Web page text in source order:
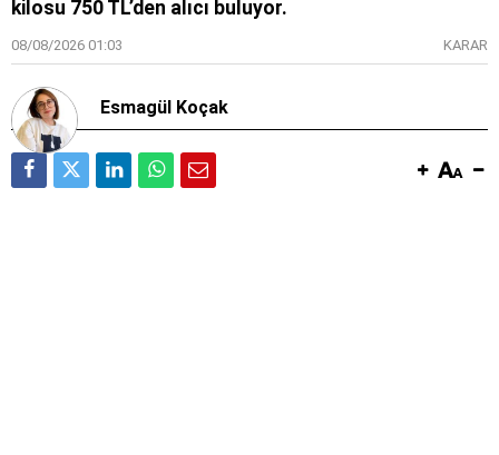
kilosu 750 TL’den alıcı buluyor.
08/08/2026 01:03 KARAR
Esmagül Koçak